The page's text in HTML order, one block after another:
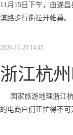
11月15日下午，由遂
滨路步行街拉开帷幕。
2020-11-25 14:45
浙江杭
国家旅游地理浙江
的电商户们正忙得不可